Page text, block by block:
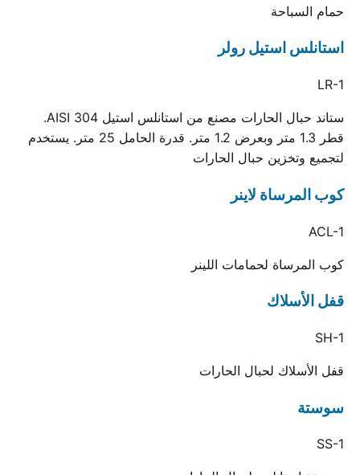
حمام السباحة
استانلس استيل رولر
LR-1
ستاند حبال الحارات مصنع من استانلس استيل AISI 304.
قطر 1.3 متر وبعرض 1.2 متر. قدرة الحامل 25 متر. يستخدم
لتجميع وتخزين حبال الحارات
كوب المرساة لاينر
ACL-1
كوب المرساة لحمامات اللينر
قفل الأسلاك
SH-1
قفل الأسلاك لحبال الحارات
سوستة
SS-1